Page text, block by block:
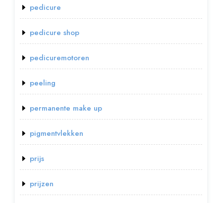
pedicure
pedicure shop
pedicuremotoren
peeling
permanente make up
pigmentvlekken
prijs
prijzen